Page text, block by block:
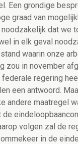
Een grondige
graad van
dat we
in elk geval
waarin onze
zou in november
federale regering
een antwoord.
andere maatregel
volgen zal de
in de